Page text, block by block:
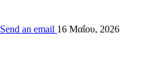
Send an email 16 Μαΐου, 2026